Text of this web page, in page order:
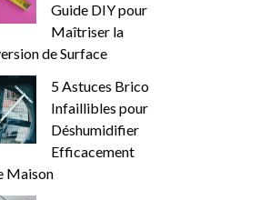
Guide DIY pour
Maîtriser la
de Surface
5 Astuces Brico
Infaillibles pour
Déshumidifier
Efficacement
Maison